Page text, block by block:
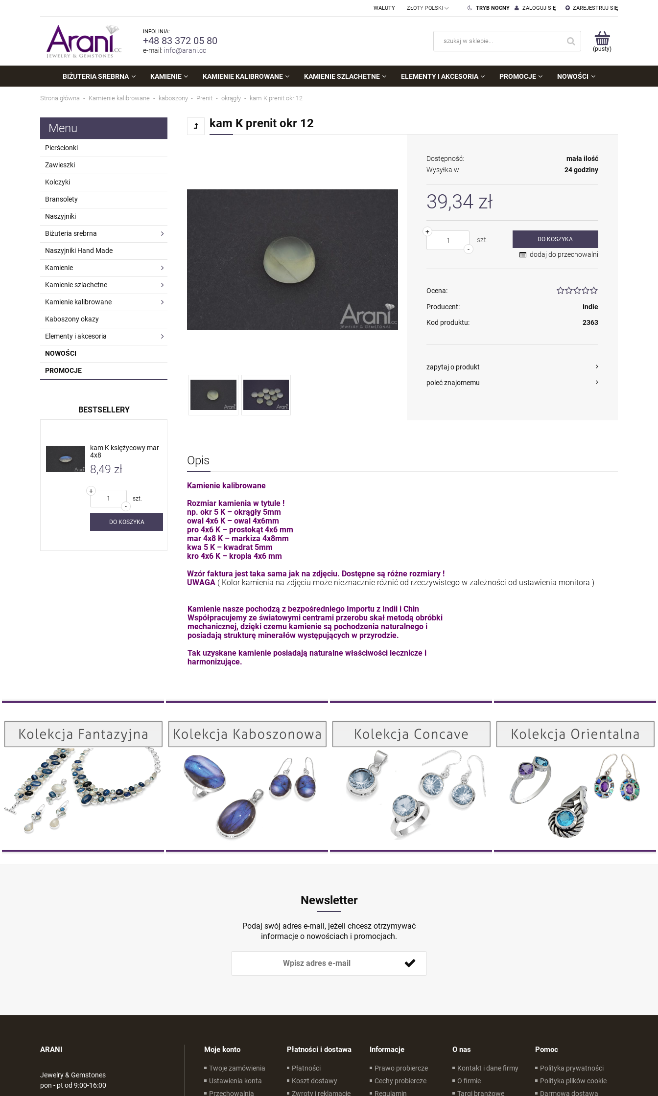
ZAREJESTRUJ SIĘ
ZALOGUJ SIĘ
TRYB NOCNY
WALUTY
INFOLINIA:
+48 83 372 05 80
e-mail: info@arani.cc (pusty)
BIŻUTERIA SREBRNA KAMIENIE KAMIENIE KALIBROWANE KAMIENIE SZLACHETNE ELEMENTY I AKCESORIA PROMOCJE NOWOŚCI
Strona główna Kamienie kalibrowane kaboszony Prenit okrągły kam K prenit okr 12
Menu
Pierścionki
Zawieszki
Kolczyki
Bransolety
Naszyjniki
Biżuteria srebrna
Naszyjniki Hand Made
Kamienie
Kamienie szlachetne
Kamienie kalibrowane
Kaboszony okazy
Elementy i akcesoria
NOWOŚCI
PROMOCJE
BESTSELLERY
kam K księżycowy mar
4x8
8,49 zł
-
+
szt.
DO KOSZYKA
4,71 zł
-
+
DO KOSZYKA
7,11 zł
kam K prenit okr 12
Dostępność:
mała ilość
Wysyłka w:
24 godziny
39,34 zł
-
+
szt.
DO KOSZYKA
dodaj do przechowalni
Ocena:
Producent:
Indie
Kod produktu:
2363
zapytaj o produkt
poleć znajomemu
Opis
Kamienie kalibrowane
Rozmiar kamienia w tytule !
np. okr 5 K – okrągły 5mm
owal 4x6 K – owal 4x6mm
pro 4x6 K – prostokąt 4x6 mm
mar 4x8 K – markiza 4x8mm
kwa 5 K – kwadrat 5mm
kro 4x6 K – kropla 4x6 mm
Wzór faktura jest taka sama jak na zdjęciu. Dostępne są różne rozmiary !
UWAGA ( Kolor kamienia na zdjęciu może nieznacznie różnić od rzeczywistego w zależności od ustawienia monitora )
Kamienie nasze pochodzą z bezpośredniego Importu z Indii i Chin
Współpracujemy ze światowymi centrami przerobu skał metodą obróbki
mechanicznej, dzięki czemu kamienie są pochodzenia naturalnego i
posiadają strukturę minerałów występujących w przyrodzie.
Tak uzyskane kamienie posiadają naturalne właściwości lecznicze i
harmonizujące.
Kolekcja Fantazyjna
ZOBACZ
Kolekcja Kaboszonowa
ZOBACZ
Kolekcja Concave
ZOBACZ
Kolekcja Orientalna
ZOBACZ
Newsletter
Podaj swój adres e-mail, jeżeli chcesz otrzymywać
informacje o nowościach i promocjach.
ARANI
Jewelry & Gemstones
pon - pt od 9:00-16:00
Moje konto
Twoje zamówienia
Ustawienia konta
Przechowalnia
Płatności i dostawa
Płatności
Koszt dostawy
Zwroty i reklamacje
Informacje
Prawo probiercze
Cechy probiercze
Regulamin
O nas
Kontakt i dane firmy
O firmie
Targi branżowe
Pomoc
Polityka prywatności
Polityka plików cookie
Darmowa dostawa